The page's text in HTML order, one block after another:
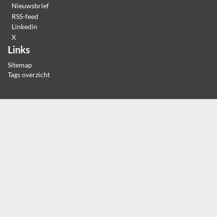
Nieuwsbrief
RSS-feed
Linkedin
X
Links
Sitemap
Tags overzicht